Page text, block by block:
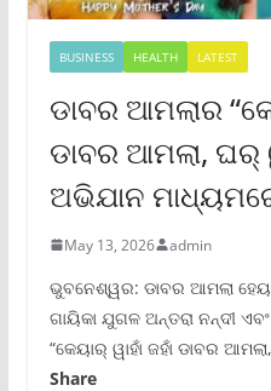
BUSINESS HEALTH LATEST
ଡାବର ଆମଲାର
ଡାବର ଆମଲା, ଘର୍
ଅଭିଯାନ
May 13, 2026 admin
ଭୁବନେଶ୍ୱର: ଡାବର ଆମଲା
ଗାୟିକା ଯୁଗଳ ଅନ୍ତରା ନନ୍ଦୀ
“କେୟାର୍ ୱାହାଁ ଜହାଁ ଡାବର ଆମଲା,
Share